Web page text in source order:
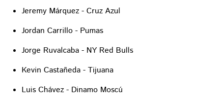
Jeremy Márquez - Cruz Azul
Jordan Carrillo - Pumas
Jorge Ruvalcaba - NY Red Bulls
Kevin Castañeda - Tijuana
Luis Chávez - Dinamo Moscú